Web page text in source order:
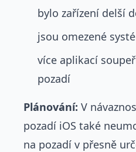
bylo zařízení delší
jsou omezené
více aplikací
pozadí
Plánování: V
pozadí iOS také
na pozadí v přesně